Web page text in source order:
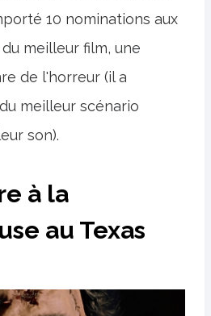
10 nominations aux
meilleur film, une
de l'horreur (il a
meilleur scénario
son).
à la
au Texas